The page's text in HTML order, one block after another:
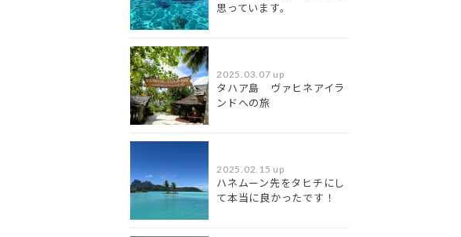
思っています。
2025.03.07 up
タハア島 ヴァヒネアイラ
ンドへの旅
2025.02.15 up
ハネムーン先をタヒチにし
て本当に良かったです！